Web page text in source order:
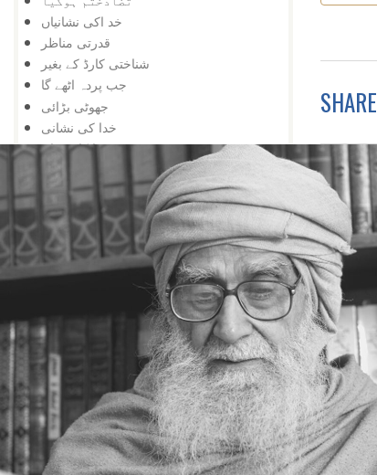
خد اکی نشانیاں
قدرتی مناظر
شناختی کارڈ کے بغیر
جب پردہ اٹھے گا
جھوٹی بڑائی
خدا کی نشانی
خدا کا فیضان
دینِ فطرت
کائنات کی معنویت
انسان کی بے چارگی
انسان کی تلاش
انسان کی کمائی
کچھ سے کچھ
یہ بھی ممکن ہے
عجزکی تلافی
کائناتی نمونہ
ضمیر کے خلاف
اژدہا بھی
خدا پر ستی
زندگی کا مسئلہ
زلزلہ درکار ہے
SHARE